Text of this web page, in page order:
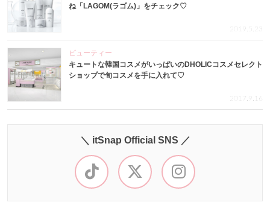
ね「LAGOM(ラゴム)」をチェック♡
2019.5.23
ビューティー
キュートな韓国コスメがいっぱいのDHOLICコスメセレクト
ショップで旬コスメを手に入れて♡
2017.9.16
＼ itSnap Official SNS ／